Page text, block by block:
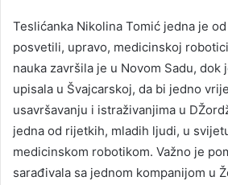
Teslićanka Nikolina Tomić jedna je
posvetili, upravo, medicinskoj
nauka završila je u Novom Sadu, dok
upisala u Švajcarskoj, da bi jedno
usavršavanju i istraživanjima u
jedna od rijetkih, mladih ljudi, u
medicinskom robotikom. Važno je
sarađivala sa jednom kompanijom u